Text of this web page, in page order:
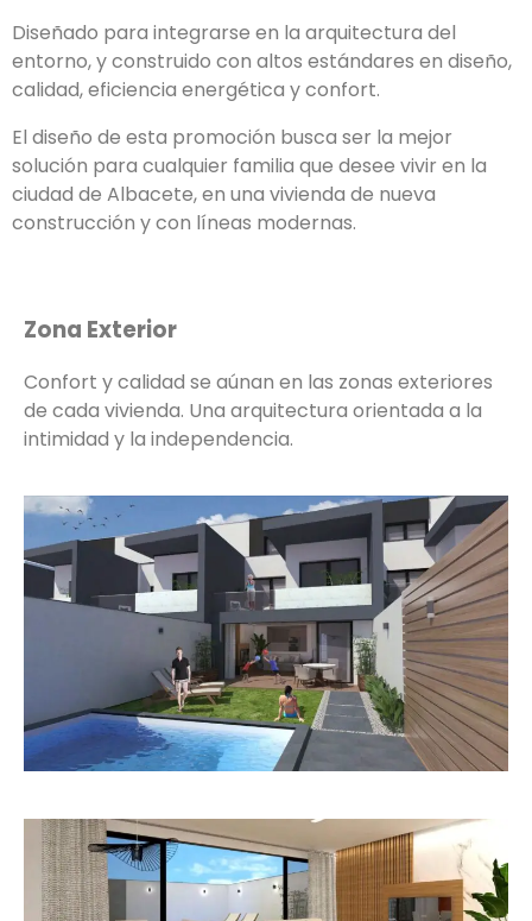
Diseñado para integrarse en la arquitectura del
entorno, y construido con altos estándares en diseño,
calidad, eficiencia energética y confort.
El diseño de esta promoción busca ser la mejor
solución para cualquier familia que desee vivir en la
ciudad de Albacete, en una vivienda de nueva
construcción y con líneas modernas.
Zona Exterior
Confort y calidad se aúnan en las zonas exteriores
de cada vivienda. Una arquitectura orientada a la
intimidad y la independencia.